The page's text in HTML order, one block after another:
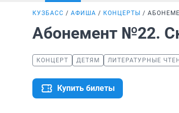
КУЗБАСС АФИША КОНЦЕРТЫ
Абонемент №22.
КОНЦЕРТ ДЕТЯМ ЛИТЕРАТУРНЫЕ
Купить билеты